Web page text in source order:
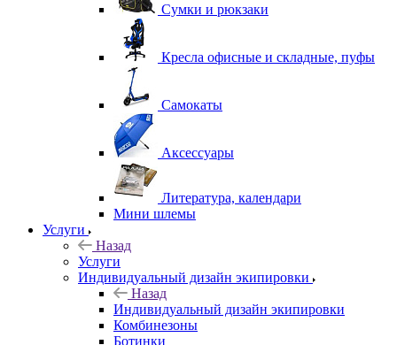
Сумки и рюкзаки
Кресла офисные и складные, пуфы
Самокаты
Аксессуары
Литература, календари
Мини шлемы
Услуги
Назад
Услуги
Индивидуальный дизайн экипировки
Назад
Индивидуальный дизайн экипировки
Комбинезоны
Ботинки